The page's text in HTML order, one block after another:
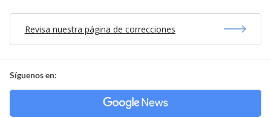
Revisa nuestra página de correcciones
Síguenos en: